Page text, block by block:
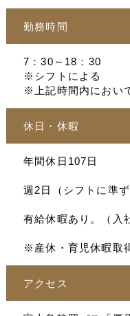
勤務時間
7：30～18：30
※シフトによる
※上記時間内におい
休日・休暇
年間休日107日
週2日（シフトに準ず
有給休暇あり。（入
※産休・育児休暇取
アクセス